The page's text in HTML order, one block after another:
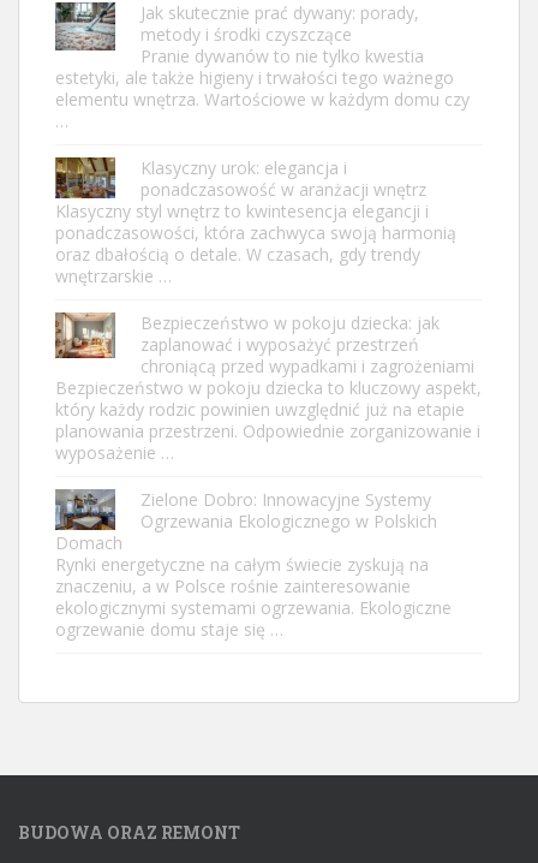
Jak skutecznie prać dywany: porady,
metody i środki czyszczące
Pranie dywanów to nie tylko kwestia
estetyki, ale także higieny i trwałości tego ważnego
elementu wnętrza. Wartościowe w każdym domu czy
…
Klasyczny urok: elegancja i
ponadczasowość w aranżacji wnętrz
Klasyczny styl wnętrz to kwintesencja elegancji i
ponadczasowości, która zachwyca swoją harmonią
oraz dbałością o detale. W czasach, gdy trendy
wnętrzarskie …
Bezpieczeństwo w pokoju dziecka: jak
zaplanować i wyposażyć przestrzeń
chroniącą przed wypadkami i zagrożeniami
Bezpieczeństwo w pokoju dziecka to kluczowy aspekt,
który każdy rodzic powinien uwzględnić już na etapie
planowania przestrzeni. Odpowiednie zorganizowanie i
wyposażenie …
Zielone Dobro: Innowacyjne Systemy
Ogrzewania Ekologicznego w Polskich
Domach
Rynki energetyczne na całym świecie zyskują na
znaczeniu, a w Polsce rośnie zainteresowanie
ekologicznymi systemami ogrzewania. Ekologiczne
ogrzewanie domu staje się …
BUDOWA ORAZ REMONT